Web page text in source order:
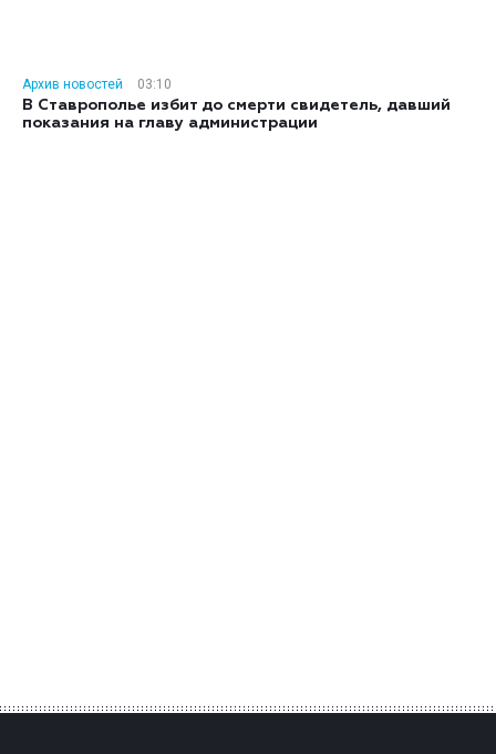
Архив новостей
03:10
В Ставрополье избит до смерти свидетель, давший
показания на главу администрации